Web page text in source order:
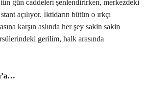
gün caddeleri şenlendirirken, merkezdeki
açılıyor. İktidarın bütün o ırkçı
karşın aslında her şey sakin sakin
gerilim, halk arasında